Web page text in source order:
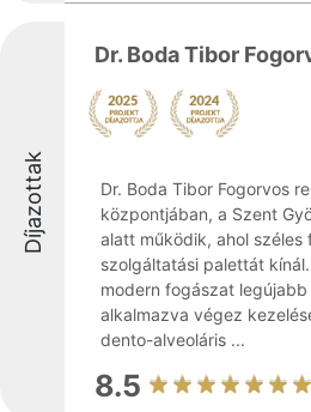
Díjazottak
Dr. Boda Tibor
Dr. Boda Tibor Fogorvos
központjában, a Szent
alatt működik, ahol széles
szolgáltatási palettát
modern fogászat legújabb
alkalmazva végez
dento-alveoláris ...
8.5